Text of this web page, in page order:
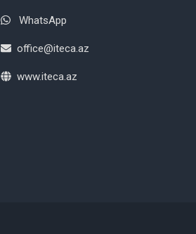
WhatsApp
office@iteca.az
www.iteca.az